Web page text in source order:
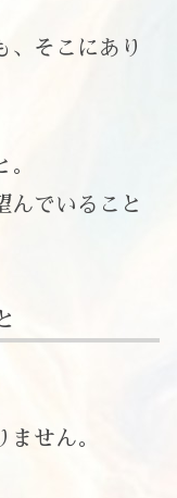
、そこにあり
んでいること
せん。